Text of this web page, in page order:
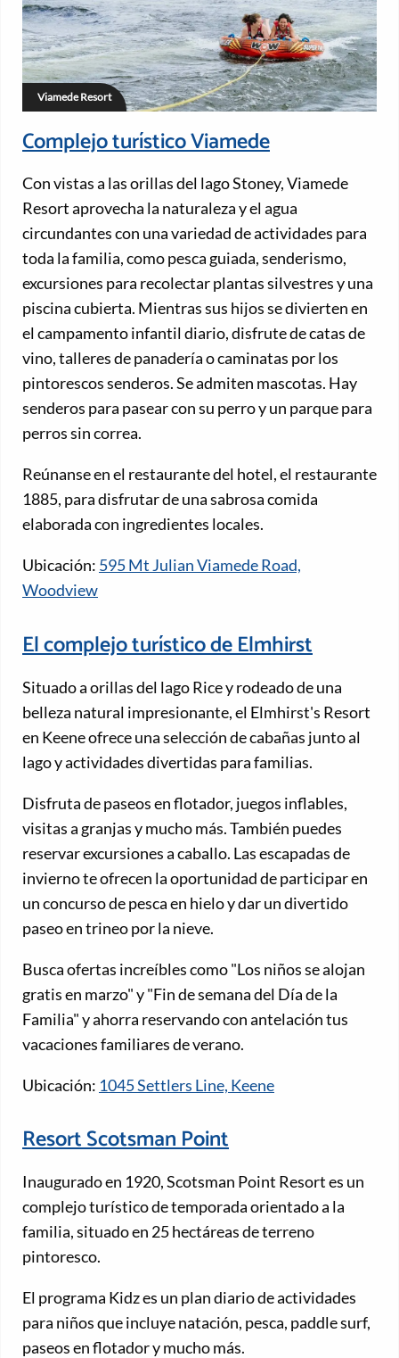
Viamede Resort
Complejo turístico Viamede
Con vistas a las orillas del lago Stoney, Viamede
Resort aprovecha la naturaleza y el agua
circundantes con una variedad de actividades para
toda la familia, como pesca guiada, senderismo,
excursiones para recolectar plantas silvestres y una
piscina cubierta. Mientras sus hijos se divierten en
el campamento infantil diario, disfrute de catas de
vino, talleres de panadería o caminatas por los
pintorescos senderos. Se admiten mascotas. Hay
senderos para pasear con su perro y un parque para
perros sin correa.
Reúnanse en el restaurante del hotel, el restaurante
1885, para disfrutar de una sabrosa comida
elaborada con ingredientes locales.
Ubicación: 595 Mt Julian Viamede Road,
Woodview
El complejo turístico de Elmhirst
Situado a orillas del lago Rice y rodeado de una
belleza natural impresionante, el Elmhirst's Resort
en Keene ofrece una selección de cabañas junto al
lago y actividades divertidas para familias.
Disfruta de paseos en flotador, juegos inflables,
visitas a granjas y mucho más. También puedes
reservar excursiones a caballo. Las escapadas de
invierno te ofrecen la oportunidad de participar en
un concurso de pesca en hielo y dar un divertido
paseo en trineo por la nieve.
Busca ofertas increíbles como "Los niños se alojan
gratis en marzo" y "Fin de semana del Día de la
Familia" y ahorra reservando con antelación tus
vacaciones familiares de verano.
Ubicación: 1045 Settlers Line, Keene
Resort Scotsman Point
Inaugurado en 1920, Scotsman Point Resort es un
complejo turístico de temporada orientado a la
familia, situado en 25 hectáreas de terreno
pintoresco.
El programa Kidz es un plan diario de actividades
para niños que incluye natación, pesca, paddle surf,
paseos en flotador y mucho más.